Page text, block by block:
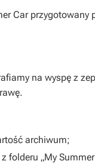
Carprzygotowany
na wyspę z
archiwum;
folderu „My